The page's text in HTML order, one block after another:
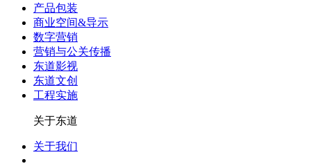
产品包装
商业空间&导示
数字营销
营销与公关传播
东道影视
东道文创
工程实施
关于东道
关于我们